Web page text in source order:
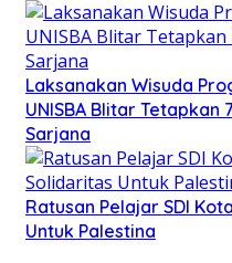
Laksanakan Wisuda
UNISBA Blitar Tetapkan
Sarjana
Ratusan Pelajar SDI
Untuk Palestina